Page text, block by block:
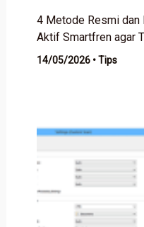
4 Metode Resmi dan
Aktif Smartfren agar
14/05/2026 •Tips